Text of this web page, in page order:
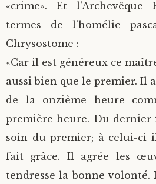
«crime». Et
termes de l’homélie
Chrysostome :
«Car il est généreux ce
aussi bien que le premier. Il
de la onzième heure
première heure. Du
soin du premier; à celui-ci
fait grâce. Il agrée les
tendresse la bonne volonté.